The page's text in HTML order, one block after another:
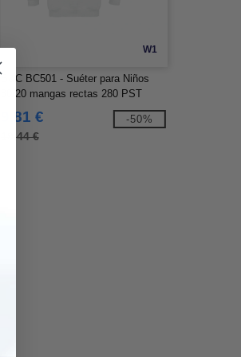
W1
B&C BC501 - Suéter para Niños
80/20 mangas rectas 280 PST
9,81 €
19,44 €
-50%